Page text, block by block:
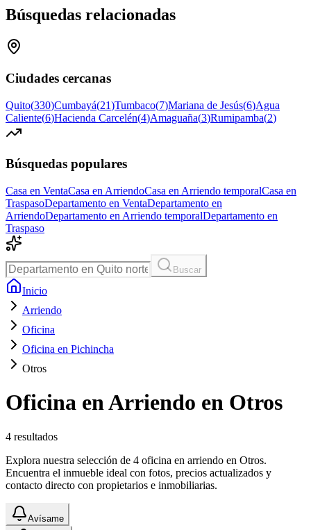
Búsquedas relacionadas
Ciudades cercanas
Quito(330)Cumbayá(21)Tumbaco(7)Mariana de Jesús(6)Agua
Caliente(6)Hacienda Carcelén(4)Amaguaña(3)Rumipamba(2)
Búsquedas populares
Casa en VentaCasa en ArriendoCasa en Arriendo temporalCasa en
TraspasoDepartamento en VentaDepartamento en
ArriendoDepartamento en Arriendo temporalDepartamento en
Traspaso
Buscar
Inicio
Arriendo
Oficina
Oficina en Pichincha
Otros
Oficina en Arriendo en Otros
4 resultados
Explora nuestra selección de 4 oficina en arriendo en Otros.
Encuentra el inmueble ideal con fotos, precios actualizados y
contacto directo con propietarios e inmobiliarias.
Avísame